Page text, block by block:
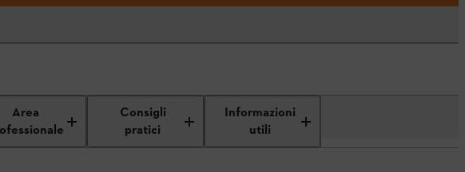
Area
Consigli
pratici
Informazioni
utili